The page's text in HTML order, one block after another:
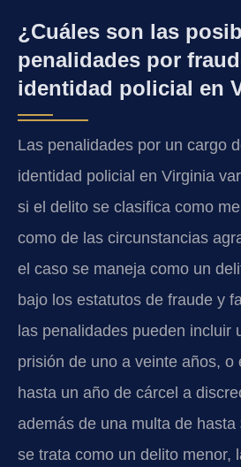
¿Cuáles son las
penalidades por
identidad policial en
Las penalidades por un cargo
identidad policial en Virginia
si el delito se clasifica como
como de las circunstancias
el caso se maneja como un
bajo los estatutos de fraude y
las penalidades pueden incluir
prisión de uno a veinte años, o
hasta un año de cárcel a
además de una multa de
se trata como un delito menor,